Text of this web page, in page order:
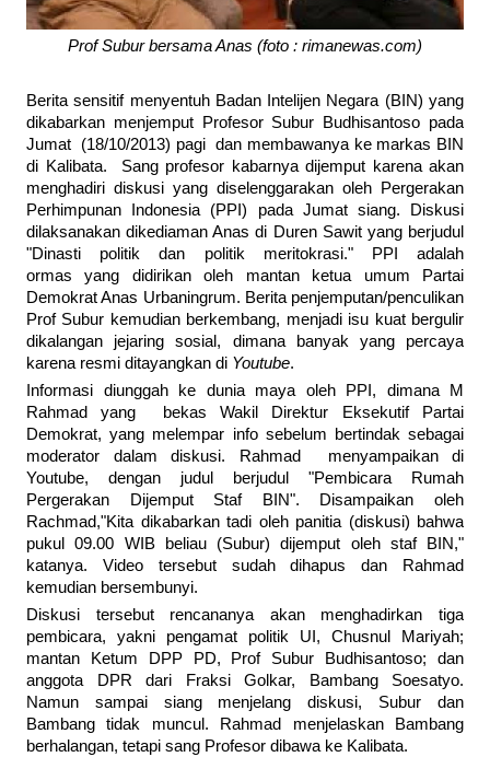
Prof Subur bersama Anas (foto : rimanewas.com)
Berita sensitif menyentuh Badan Intelijen Negara (BIN) yang
dikabarkan menjemput Profesor Subur Budhisantoso pada
Jumat (18/10/2013) pagi dan membawanya ke markas BIN
di Kalibata. Sang profesor kabarnya dijemput karena akan
menghadiri diskusi yang diselenggarakan oleh Pergerakan
Perhimpunan Indonesia (PPI) pada Jumat siang. Diskusi
dilaksanakan dikediaman Anas di Duren Sawit yang berjudul
"Dinasti politik dan politik meritokrasi." PPI adalah
ormas yang didirikan oleh mantan ketua umum Partai
Demokrat Anas Urbaningrum. Berita penjemputan/penculikan
Prof Subur kemudian berkembang, menjadi isu kuat bergulir
dikalangan jejaring sosial, dimana banyak yang percaya
karena resmi ditayangkan di Youtube.
Informasi diunggah ke dunia maya oleh PPI, dimana M
Rahmad yang bekas Wakil Direktur Eksekutif Partai
Demokrat, yang melempar info sebelum bertindak sebagai
moderator dalam diskusi. Rahmad menyampaikan di
Youtube, dengan judul berjudul "Pembicara Rumah
Pergerakan Dijemput Staf BIN". Disampaikan oleh
Rachmad,"Kita dikabarkan tadi oleh panitia (diskusi) bahwa
pukul 09.00 WIB beliau (Subur) dijemput oleh staf BIN,"
katanya. Video tersebut sudah dihapus dan Rahmad
kemudian bersembunyi.
Diskusi tersebut rencananya akan menghadirkan tiga
pembicara, yakni pengamat politik UI, Chusnul Mariyah;
mantan Ketum DPP PD, Prof Subur Budhisantoso; dan
anggota DPR dari Fraksi Golkar, Bambang Soesatyo.
Namun sampai siang menjelang diskusi, Subur dan
Bambang tidak muncul. Rahmad menjelaskan Bambang
berhalangan, tetapi sang Profesor dibawa ke Kalibata.